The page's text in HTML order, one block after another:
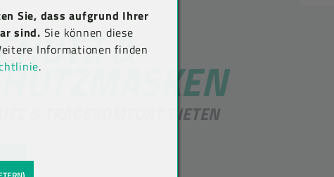
&
& TRAGEKOMFORT BIETEN
Sie, dass aufgrund Ihrer
sind. Sie können diese
Informationen finden
.